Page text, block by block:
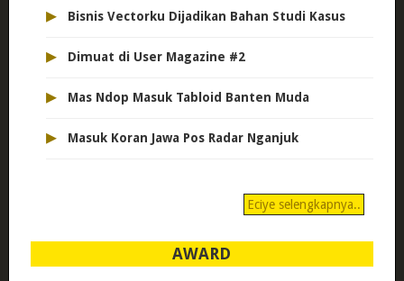
▸ Bisnis Vectorku Dijadikan Bahan Studi Kasus
▸ Dimuat di User Magazine #2
▸ Mas Ndop Masuk Tabloid Banten Muda
▸ Masuk Koran Jawa Pos Radar Nganjuk
Eciye selengkapnya..
AWARD